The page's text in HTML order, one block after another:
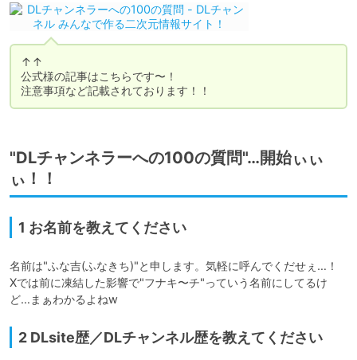
↑↑
公式様の記事はこちらです〜！
注意事項など記載されております！！
"DLチャンネラーへの100の質問"…開始ぃぃ
ぃ！！
1 お名前を教えてください
名前は"ふな吉(ふなきち)"と申します。気軽に呼んでくだせぇ…！
Xでは前に凍結した影響で"フナキ〜チ"っていう名前にしてるけ
ど…まぁわかるよねw
2 DLsite歴／DLチャンネル歴を教えてください